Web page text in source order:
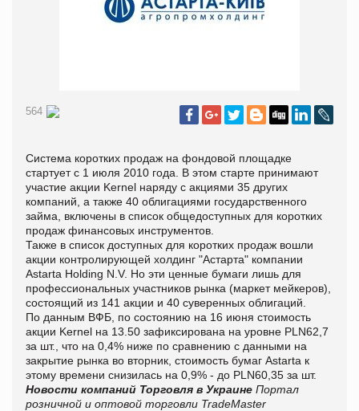
564
Система коротких продаж на фондовой площадке
стартует с 1 июля 2010 года. В этом старте принимают
участие акции Kernel наряду с акциями 35 других
компаний, а также 40 облигациями государственного
займа, включены в список общедоступных для коротких
продаж финансовых инструментов.
Также в список доступных для коротких продаж вошли
акции контролирующей холдинг "Астарта" компании
Astarta Holding N.V. Но эти ценные бумаги лишь для
профессиональных участников рынка (маркет мейкеров),
состоящий из 141 акции и 40 суверенных облигаций.
По данным ВФБ, по состоянию на 16 июня стоимость
акции Kernel на 13.50 зафиксирована на уровне PLN62,7
за шт., что на 0,4% ниже по сравнению с данными на
закрытие рынка во вторник, стоимость бумаг Astarta к
этому времени снизилась на 0,9% - до PLN60,35 за шт.
Новости компаний Торговля в Украине Портал
розничной и оптовой торговли TradeMaster